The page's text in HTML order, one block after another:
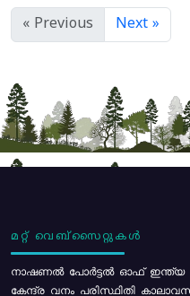
« Previous Next »
മറ്റ് വെബ്സൈറ്റുകൾ
നാഷണൽ പോർട്ടൽ ഓഫ് ഇന്ത്യ
കേന്ദ്ര വനം പരിസ്ഥിതി